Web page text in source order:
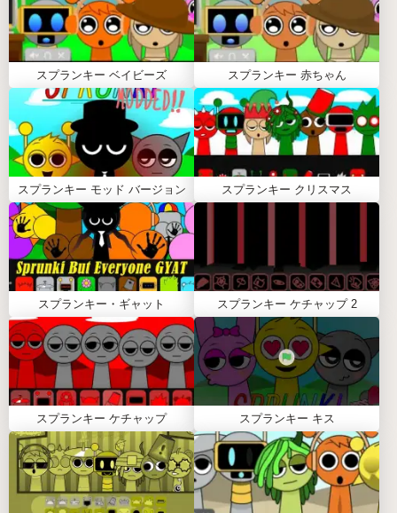
わせると、意外と良いバランスになることがあり
ます。
スマホで遊ぶときは横画面にすると配置しやす
く、操作が快適になります。
気に入ったリズムができたら、録画機能やスクリ
ーンショットで残しておくと後で見返せて楽しい
です。
よくある質問（FAQ）
Q: スプランキー ダンディの世界 2.0は無料で遊べま
すか？
A: はい、完全無料でブラウザ上で遊べます。登録や
ダウンロードは一切必要ありません。
Q: 1.0版と2.0版の違いは何ですか？
A: 2.0版では新しいキャラクターが追加され、音のバ
リエーションやアニメーションがより豊かになって
います。
Q: スマホでも問題なく遊べますか？
A: はい、スマホ対応していますが、画面が小さい場
合は指の操作に少し慣れが必要な場合があります。
Q: 隠し要素や特別な組み合わせはありますか？
A: 特定のキャラクター同士を組み合わせると、特別
スプランキー ベイビーズ スプランキー 赤ちゃん
スプランキー モッド バージョン スプランキー クリスマス
スプランキー・ギャット スプランキー ケチャップ 2
スプランキー ケチャップ スプランキー キス